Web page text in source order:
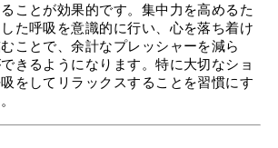
ことが効果的です。集中力を高めるた
た呼吸を意識的に行い、心を落ち着け
ことで、余計なプレッシャーを減ら
きるようになります。特に大切なショ
をしてリラックスすることを習慣にす